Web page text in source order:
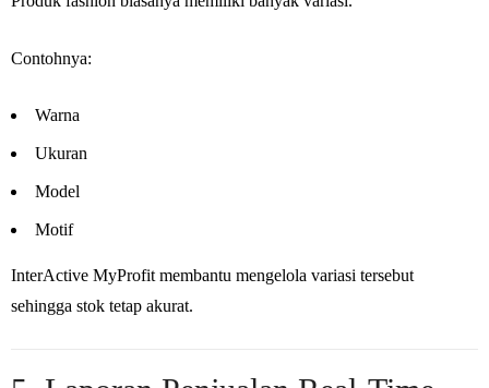
Contohnya:
Warna
Ukuran
Model
Motif
InterActive MyProfit membantu mengelola variasi tersebut
sehingga stok tetap akurat.